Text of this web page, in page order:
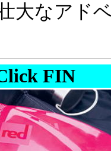
大なアド
FIN